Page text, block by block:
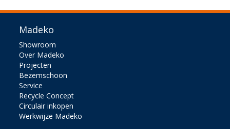
Madeko
Showroom
Over Madeko
Projecten
Bezemschoon
Service
Recycle Concept
Circulair inkopen
Werkwijze Madeko